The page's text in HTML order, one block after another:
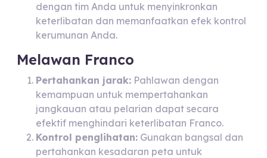
dengan tim Anda untuk menyinkronkan
keterlibatan dan memanfaatkan efek kontrol
kerumunan Anda.
Melawan Franco
Pertahankan jarak: Pahlawan dengan
kemampuan untuk mempertahankan
jangkauan atau pelarian dapat secara
efektif menghindari keterlibatan Franco.
Kontrol penglihatan: Gunakan bangsal dan
pertahankan kesadaran peta untuk